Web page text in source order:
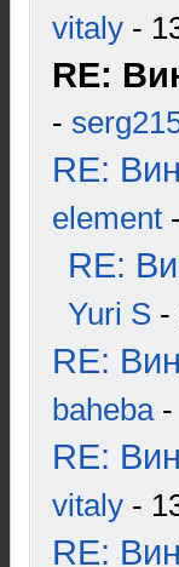
vitaly -
RE:
-
RE:
element
RE:
Yuri S -
RE:
baheba-
RE:
vitaly -
RE: